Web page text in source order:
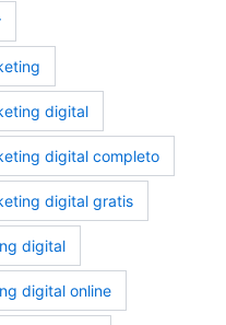
digital
digital completo
digital gratis
digital
digital online